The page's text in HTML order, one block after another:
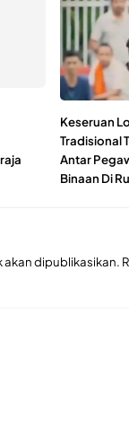
Keseruan
Tradisional
Antar
Binaan Di
akan dipublikasikan.